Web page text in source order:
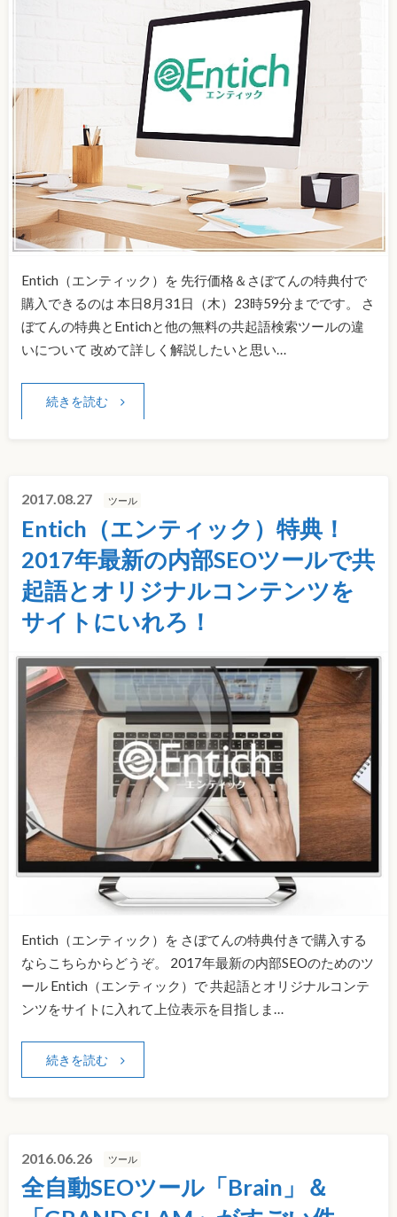
Entich（エンティック）を 先行価格＆さぼてんの特典付で
購入できるのは 本日8月31日（木）23時59分までです。 さ
ぼてんの特典とEntichと他の無料の共起語検索ツールの違
いについて 改めて詳しく解説したいと思い…
続きを読む
2017.08.27 ツール
Entich（エンティック）特典！
2017年最新の内部SEOツールで共
起語とオリジナルコンテンツを
サイトにいれろ！
Entich（エンティック）を さぼてんの特典付きで購入する
ならこちらからどうぞ。 2017年最新の内部SEOのためのツ
ール Entich（エンティック）で 共起語とオリジナルコンテ
ンツをサイトに入れて上位表示を目指しま…
続きを読む
2016.06.26 ツール
全自動SEOツール「Brain」＆